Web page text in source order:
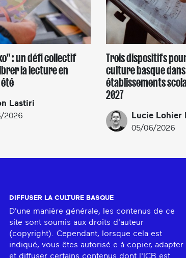
: un défi collectif
la lecture en
Lastiri
2026
Trois dispositifs
culture basque
établissements
2027
Lucie Lohier
05/06/2026
DIFFUSER LA CULTURE BASQUE
D'une manière générale, les contenus de ce
site sont soumis aux droits d'auteur
(copyright). Cependant, lorsque cela est
indiqué, vous êtes autorisé.e à copier, adapter
et diffuser certains contenus dont l'ICB est